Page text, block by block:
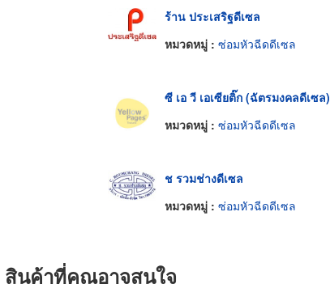
ร้าน ประเสริฐดีเซล
หมวดหมู่ : ซ่อมหัวฉีดดีเซล
ซี เอ วี เอเซียติ๊ก (ฉัตรมงคลดีเซล)
หมวดหมู่ : ซ่อมหัวฉีดดีเซล
ช รวมช่างดีเซล
หมวดหมู่ : ซ่อมหัวฉีดดีเซล
สินค้าที่คุณอาจสนใจ